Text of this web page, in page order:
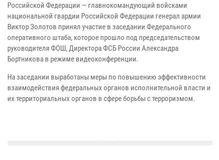
Российской Федерации — главнокомандующий войсками
национальной гвардии Российской Федерации генерал армии
Виктор Золотов принял участие в заседании Федерального
оперативного штаба, которое прошло под председательством
руководителя ФОШ, Директора ФСБ России Александра
Бортникова в режиме видеоконференции.
На заседании выработаны меры по повышению эффективности
взаимодействия федеральных органов исполнительной власти и
их территориальных органов в сфере борьбы с терроризмом.